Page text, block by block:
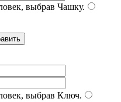
выбрав Чашку.
выбрав Ключ.